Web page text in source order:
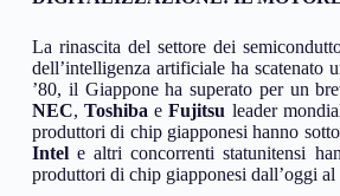
La rinascita del settore dei
dell’intelligenza artificiale ha scatenato
’80, il Giappone ha superato per un
NEC,ToshibaeFujitsu leader
produttori di chip giapponesi hanno
Intele altri concorrenti statunitensi
produttori di chip giapponesi dall’oggi al